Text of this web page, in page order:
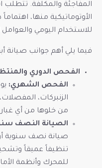
المفاجئة والمكلفة. تتطلب
الأوتوماتيكية منها،
للاستخدام اليومي والعوامل
فيما يلي أهم جوانب صيانة
الفحص الدوري
الفحص الشهري:
الزنبركات،
من خلوها من أي غبار
الصيانة النصف
صيانة نصف سنوية
تنظيفاً عميقاً
للمحرك وأنظمة